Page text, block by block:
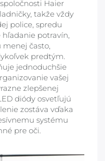
Haier
takže vždy
police, spredu
potravín,
menej často,
predtým.
jednoduchšie
vašej
zlepšenej
diódy osvetľujú
zostáva vďaka
systému
pre oči.